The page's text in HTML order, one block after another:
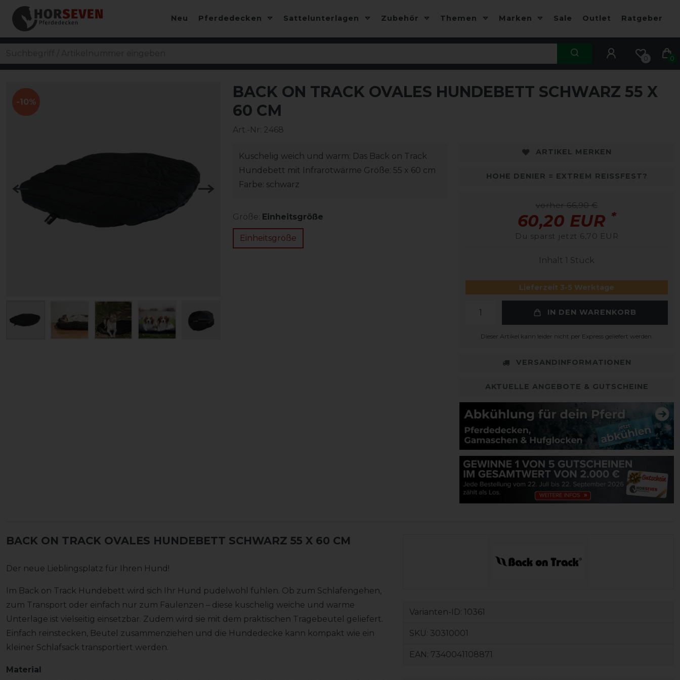
Neu Pferdedecken Sattelunterlagen Zubehör Themen Marken Sale Outlet Ratgeber
0 0
-10%
BACK ON TRACK OVALES HUNDEBETT SCHWARZ 55 X
60 CM
Art.-Nr: 2468
Kuschelig weich und warm: Das Back on Track
Hundebett mit Infrarotwärme Größe: 55 x 60 cm
Farbe: schwarz
Größe: Einheitsgröße
Einheitsgröße
ARTIKEL MERKEN
HOHE DENIER = EXTREM REISSFEST?
vorher 66,90 €
60,20 EUR *
Du sparst jetzt 6,70 EUR
Inhalt 1 Stück
Lieferzeit 3-5 Werktage
IN DEN WARENKORB
Dieser Artikel kann leider nicht per Express geliefert werden.
VERSANDINFORMATIONEN
AKTUELLE ANGEBOTE & GUTSCHEINE
BACK ON TRACK OVALES HUNDEBETT SCHWARZ 55 X 60 CM
Der neue Lieblingsplatz für Ihren Hund!
Im Back on Track Hundebett wird sich Ihr Hund pudelwohl fühlen. Ob zum Schlafengehen,
zum Transport oder einfach nur zum Faulenzen – diese kuschelig weiche und warme
Unterlage ist vielseitig einsetzbar. Zudem wird sie mit dem praktischen Tragebeutel geliefert.
Einfach reinstecken, Beutel zusammenziehen und die Hundedecke kann kompakt wie ein
kleiner Schlafsack transportiert werden.
Material
Varianten-ID: 10361
SKU: 30310001
EAN: 7340041108871